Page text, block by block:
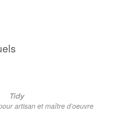
Tidy
artisan et maître d’oeuvre